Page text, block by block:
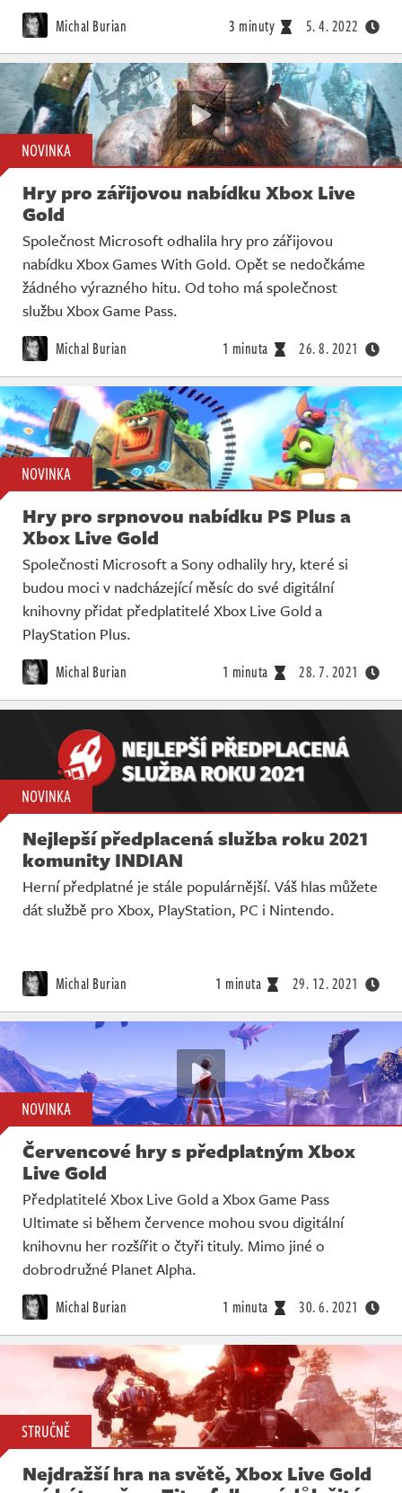
Michal Burian 3 minuty 5. 4. 2022
NOVINKA
Hry pro zářijovou nabídku Xbox Live
Gold
Společnost Microsoft odhalila hry pro zářijovou
nabídku Xbox Games With Gold. Opět se nedočkáme
žádného výrazného hitu. Od toho má společnost
službu Xbox Game Pass.
Michal Burian 1 minuta 26. 8. 2021
NOVINKA
Hry pro srpnovou nabídku PS Plus a
Xbox Live Gold
Společnosti Microsoft a Sony odhalily hry, které si
budou moci v nadcházející měsíc do své digitální
knihovny přidat předplatitelé Xbox Live Gold a
PlayStation Plus.
Michal Burian 1 minuta 28. 7. 2021
NOVINKA
Nejlepší předplacená služba roku 2021
komunity INDIAN
Herní předplatné je stále populárnější. Váš hlas můžete
dát službě pro Xbox, PlayStation, PC i Nintendo.
Michal Burian 1 minuta 29. 12. 2021
NOVINKA
Červencové hry s předplatným Xbox
Live Gold
Předplatitelé Xbox Live Gold a Xbox Game Pass
Ultimate si během července mohou svou digitální
knihovnu her rozšířit o čtyři tituly. Mimo jiné o
dobrodružné Planet Alpha.
Michal Burian 1 minuta 30. 6. 2021
STRUČNĚ
Nejdražší hra na světě, Xbox Live Gold